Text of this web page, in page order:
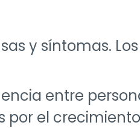
y síntomas.
entre
por el